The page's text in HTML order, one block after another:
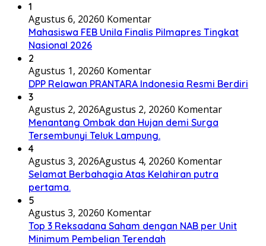
1
Agustus 6, 20260 Komentar
Mahasiswa FEB Unila Finalis Pilmapres Tingkat
Nasional 2026
2
Agustus 1, 20260 Komentar
DPP Relawan PRANTARA Indonesia Resmi Berdiri
3
Agustus 2, 2026Agustus 2, 20260 Komentar
Menantang Ombak dan Hujan demi Surga
Tersembunyi Teluk Lampung.
4
Agustus 3, 2026Agustus 4, 20260 Komentar
Selamat Berbahagia Atas Kelahiran putra
pertama.
5
Agustus 3, 20260 Komentar
Top 3 Reksadana Saham dengan NAB per Unit
Minimum Pembelian Terendah